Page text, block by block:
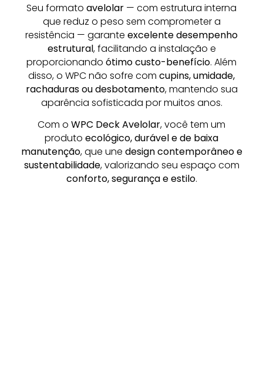
Seu formato avelolar — com estrutura interna
que reduz o peso sem comprometer a
resistência — garante excelente desempenho
estrutural, facilitando a instalação e
proporcionando ótimo custo-benefício. Além
disso, o WPC não sofre com cupins, umidade,
rachaduras ou desbotamento, mantendo sua
aparência sofisticada por muitos anos.
Com o WPC Deck Avelolar, você tem um
produto ecológico, durável e de baixa
manutenção, que une design contemporâneo e
sustentabilidade, valorizando seu espaço com
conforto, segurança e estilo.